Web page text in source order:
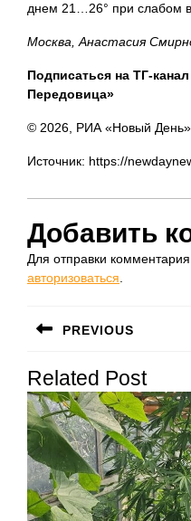
днем 21…26° при слабом
Москва, Анастасия
Подписаться на ТГ-
Передовица»
© 2026, РИА «Новый День»
Источник: https://
Добавить
Для отправки
авторизоваться.
по
записям
PREVIOUS
запись:
Related Post